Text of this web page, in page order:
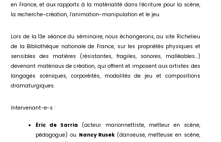
en France, et aux rapports à la matérialité dans l’écriture pour la scène,
la recherche-création, l’animation-manipulation et le jeu.
Lors de la 13e séance du séminaire, nous échangerons, au site Richelieu
de la Bibliothèque nationale de France, sur les propriétés physiques et
sensibles des matières (résistantes, fragiles, sonores, malléables…)
devenant matériaux de création, qui offrent et imposent aux artistes des
langages scéniques, corporéités, modalités de jeu et compositions
dramaturgiques.
Intervenant-e-s :
Éric de Sarria (acteur marionnettiste, metteur en scène,
pédagogue) ou Nancy Rusek (danseuse, metteuse en scène,